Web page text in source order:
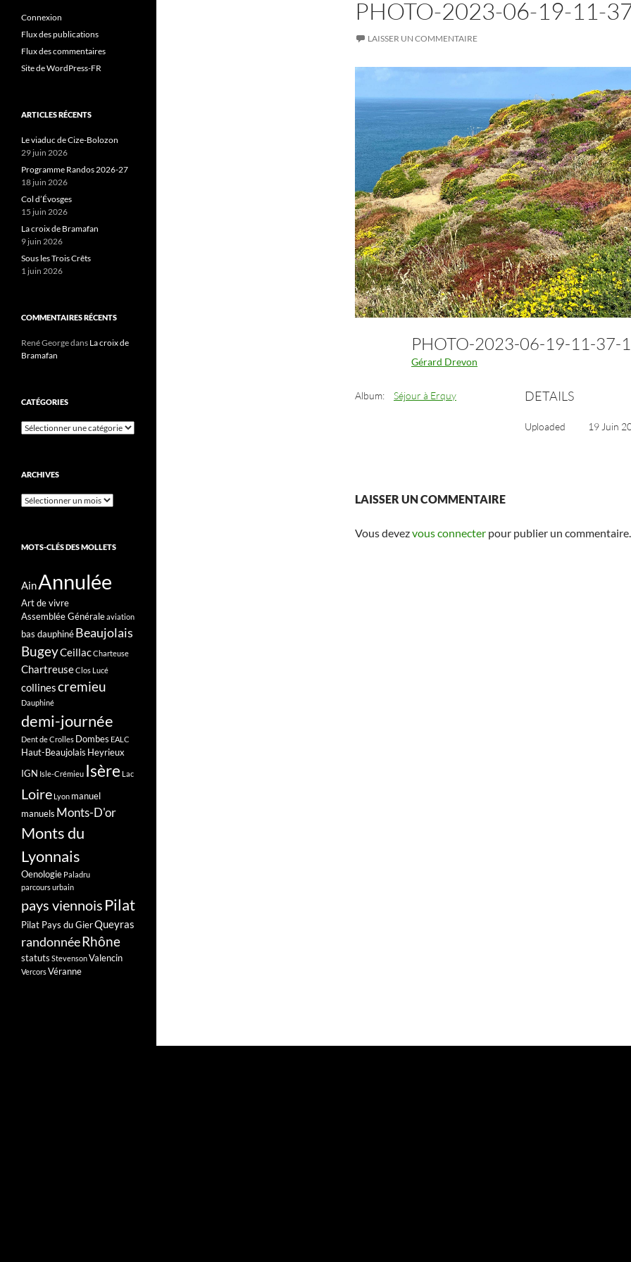
PHOTO-2023-06-19-11-
LAISSER UN COMMENTAIRE
PHOTO-2023-06-19-11-
Gérard Drevon
Album: Séjour à Erquy DETAILS
Uploaded 19 Juin
LAISSER UN COMMENTAIRE
Vous devezvous connecter pour publier un commentaire.
Connexion
Flux des publications
Flux des commentaires
Site de WordPress-FR
ARTICLES RÉCENTS
Le viaduc de Cize-Bolozon
29 juin 2026
Programme Randos 2026-27
18 juin 2026
Col d’Évosges
15 juin 2026
La croix de Bramafan
9 juin 2026
Sous les Trois Crêts
1 juin 2026
COMMENTAIRES RÉCENTS
René Georgedans La croix de
Bramafan
CATÉGORIES
Catégories
ARCHIVES
Archives
MOTS-CLÉS DES MOLLETS
AinAnnulée
Art de vivre
Assemblée Généraleaviation
bas dauphinéBeaujolais
BugeyCeillacCharteuse
ChartreuseClos Lucé
collinescremieu
Dauphiné
demi-journée
Dent de Crolles Dombes EALC
Haut-Beaujolais Heyrieux
IGN Isle-Crémieu Isère Lac
Loire Lyon manuel
manuels Monts-D'or
Monts du
Lyonnais
Oenologie Paladru
parcours urbain
pays viennois Pilat
Pilat Pays du GierQueyras
randonnéeRhône
statuts StevensonValencin
VercorsVéranne